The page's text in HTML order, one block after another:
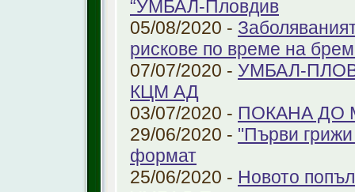
“УМБАЛ-Пловдив
05/08/2020 -
рискове по време на
07/07/2020 - УМБАЛ-
КЦМ АД
03/07/2020 - ПОКАНА ДО
29/06/2020 - "Първи
формат
25/06/2020 - Новото